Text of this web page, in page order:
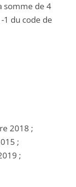
somme de 4
1 du code de
2018 ;
;
;